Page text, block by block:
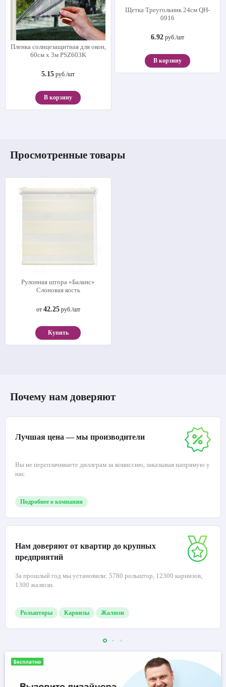
Пленка солнцезащитная для окон,
60см х 3м PSZ603K
5.15 руб./шт
В корзину
Щетка Треугольник 24см QH-
0916
6.92руб./шт
В корзину
Просмотренные товары
Рулонная штора «Баланс»
Слоновая кость
от 42.25руб./шт
Купить
Почему нам доверяют
Лучшая цена — мы производители
Вы не переплачиваете диллерам за комиссию, заказывая напрямую у
нас.
Подробнее о компании
Нам доверяют от квартир до крупных
предприятий
За прошлый год мы установили: 5780 рольштор, 12300 карнизов,
1300 жалюзи.
Рольшторы Карнизы Жалюзи